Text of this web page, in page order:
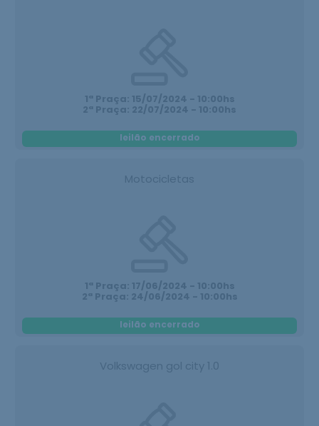
1ª Praça: 15/07/2024 - 10:00hs
2ª Praça: 22/07/2024 - 10:00hs
leilão encerrado
Motocicletas
1ª Praça: 17/06/2024 - 10:00hs
2ª Praça: 24/06/2024 - 10:00hs
leilão encerrado
Volkswagen gol city 1.0